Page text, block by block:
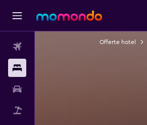
Offerte hotel